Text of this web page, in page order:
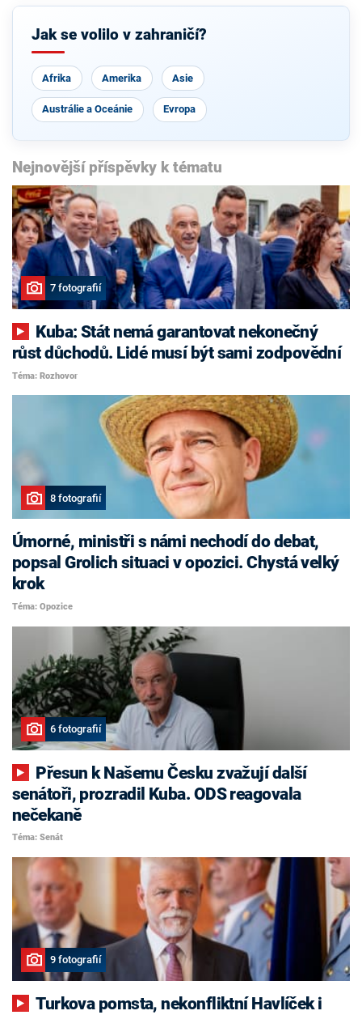
Jak se volilo v zahraničí?
Afrika Amerika Asie
Austrálie a Oceánie Evropa
Nejnovější příspěvky k tématu
7 fotografií
růst důchodů. Lidé musí být sami zodpovědní
Téma: Rozhovor
8 fotografií
Úmorné, ministři s námi nechodí do debat,
popsal Grolich situaci v opozici. Chystá velký
krok
Téma: Opozice
6 fotografií
senátoři, prozradil Kuba. ODS reagovala
nečekaně
Téma: Senát
9 fotografií
Turkova pomsta, nekonfliktní Havlíček i